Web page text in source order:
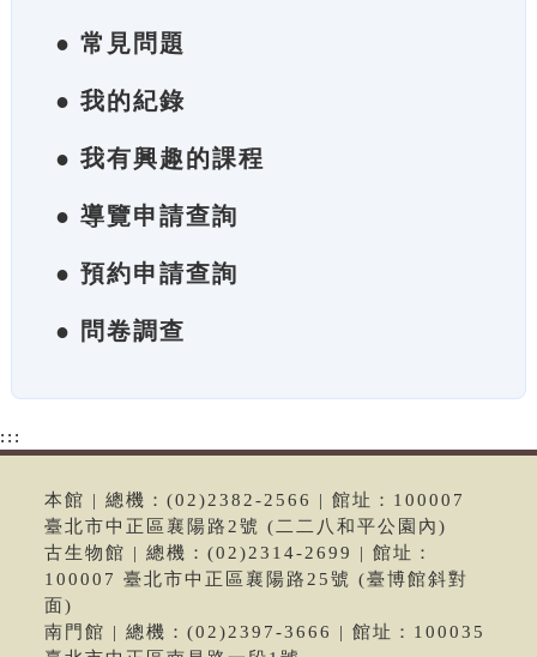
● 常見問題
● 我的紀錄
● 我有興趣的課程
● 導覽申請查詢
● 預約申請查詢
● 問卷調查
:::
本館 | 總機：(02)2382-2566 | 館址：100007
臺北市中正區襄陽路2號 (二二八和平公園內)
古生物館 | 總機：(02)2314-2699 | 館址：
100007 臺北市中正區襄陽路25號 (臺博館斜對
面)
南門館 | 總機：(02)2397-3666 | 館址：100035